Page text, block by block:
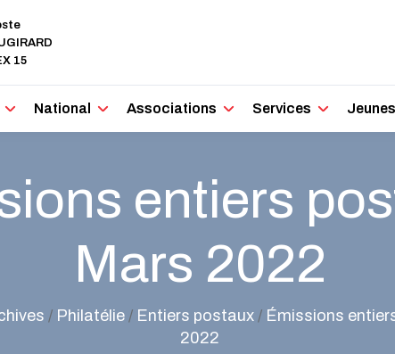
15
National Associations Services
entiers
Mars 2022
/ Philatélie/ Entiers postaux/ Émissions
2022